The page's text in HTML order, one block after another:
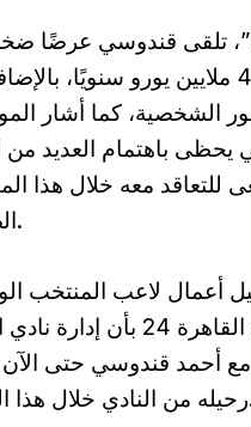
تلقى قندوسي عرضًا
النادي الإماراتي بقيمة 4 ملايين يورو سنويًا،
الصور الشخصية، كما أشار
باهتمام العديد من
للتعاقد معه خلال هذا
الصيفي.
أعمال لاعب المنتخب
ربيع طلال، لموقع القاهرة 24 بأن
مع أحمد قندوسي حتى
هذا الصيف.